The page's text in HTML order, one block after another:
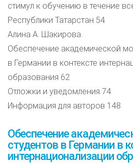
стимул к обучению в течение
Республики Татарстан 54
Алина А. Шакирова.
Обеспечение академической
в Германии в контексте
образования 62
Отложки и уведомления 74
Информация для авторов 148
Обеспечение
студентов в Германии в
интернационализации